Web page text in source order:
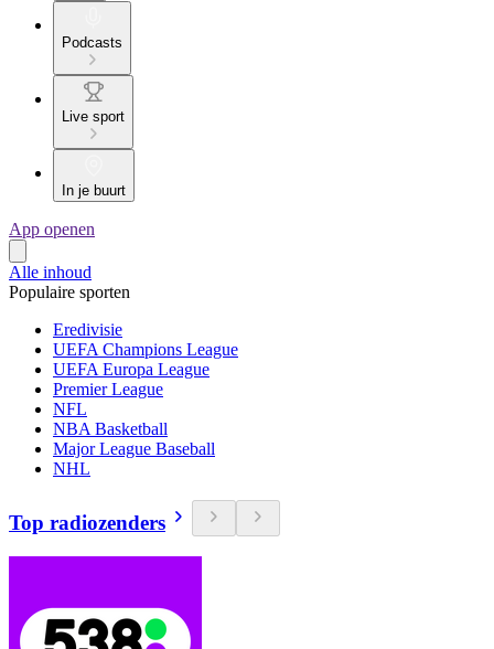
Podcasts
Live sport
In je buurt
App openen
Alle inhoud
Populaire sporten
Eredivisie
UEFA Champions League
UEFA Europa League
Premier League
NFL
NBA Basketball
Major League Baseball
NHL
Top radiozenders